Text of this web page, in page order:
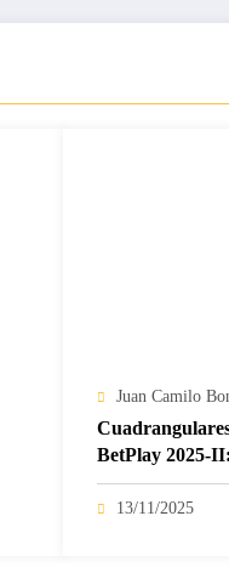
Juan Camilo
BetPlay 2025-
fecha 1 que
13/11/2025